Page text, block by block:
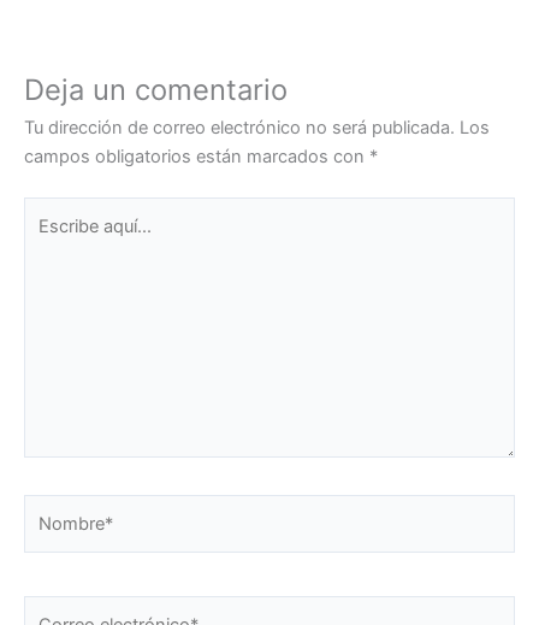
Deja un comentario
Tu dirección de correo electrónico no será publicada. Los
campos obligatorios están marcados con *
aquí...